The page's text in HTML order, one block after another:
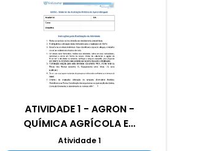
ATIVIDADE 1 - AGRON -
QUÍMICA AGRÍCOLA E...
Atividade 1